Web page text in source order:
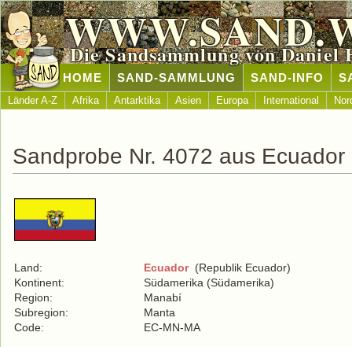
Die Sandsammlung von Daniel
HOME SAND-SAMMLUNG SAND-INFO
Länder A-Z Afrika Antarktika Asien Europa International
Sandprobe Nr. 4072 aus Ecuador
Land: Ecuador(Republik Ecuador)
Kontinent:
Südamerika (Südamerika)
Region:
Manabí
Subregion:
Manta
Code:
EC-MN-MA